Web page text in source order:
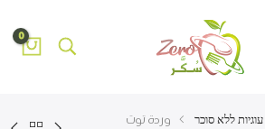
0
עוגיות ללא סוכר
وردة توت